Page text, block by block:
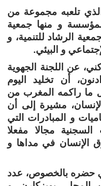
تلعبه مجموعة من
و منها جمعية
الرشاد للتنمية، و
و البيئي.
عن اللجنة الجهوية
أن تخليد اليوم
ما راكمه المغرب من
مشيرة إلى أن
و المبادرات التي
مجالا مفعلا
الإنسان في مداها و
حضره بالخصوص، عدد